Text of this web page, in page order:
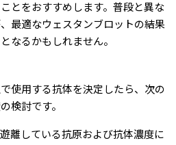
とをおすすめします。普段と異な
最適なウェスタンブロットの結果
なるかもしれません。
使用する抗体を決定したら、次の
検討です。
離している抗原および抗体濃度に